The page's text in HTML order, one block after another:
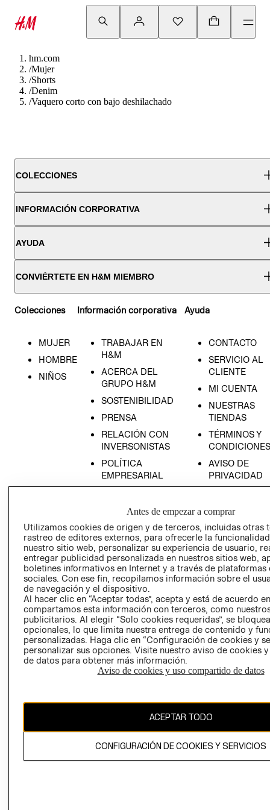
hm.com
/Mujer
/Shorts
/Denim
/Vaquero corto con bajo deshilachado
COLECCIONES
INFORMACIÓN CORPORATIVA
AYUDA
CONVIÉRTETE EN H&M MIEMBRO
Colecciones
MUJER
HOMBRE
NIÑOS
Información corporativa
TRABAJAR EN
H&M
ACERCA DEL
GRUPO H&M
SOSTENIBILIDAD
PRENSA
RELACIÓN CON
INVERSONISTAS
POLÍTICA
EMPRESARIAL
Ayuda
CONTACTO
SERVICIO AL
CLIENTE
MI CUENTA
NUESTRAS
TIENDAS
TÉRMINOS Y
CONDICIONES
AVISO DE
PRIVACIDAD
AVISO DE
LIBRO DE
Ecuador ($)
CAMBIAR REGIÓN
propiedad de H&M Hennes & Mauritz AB.
Antes de empezar a comprar
Utilizamos cookies de origen y de terceros, incluidas otras
rastreo de editores externos, para ofrecerle la
nuestro sitio web, personalizar su experiencia de usuario,
entregar publicidad personalizada en nuestros sitios web,
boletines informativos en Internet y a través de plataformas
sociales. Con ese fin, recopilamos información sobre el
de navegación y el dispositivo.
Al hacer clic en “Aceptar todas”, acepta y está de acuerdo
compartamos esta información con terceros, como
publicitarios. Al elegir “Solo cookies requeridas”, se
opcionales, lo que limita nuestra entrega de contenido y
personalizadas. Haga clic en “Configuración de cookies y
personalizar sus opciones. Visite nuestro aviso de cookies
de datos para obtener más información.
Aviso de cookies y uso compartido de datos
ACEPTAR TODO
CONFIGURACIÓN DE COOKIES Y SERVICIOS